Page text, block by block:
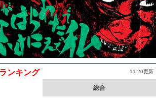
ンキング 11:20更新
総合